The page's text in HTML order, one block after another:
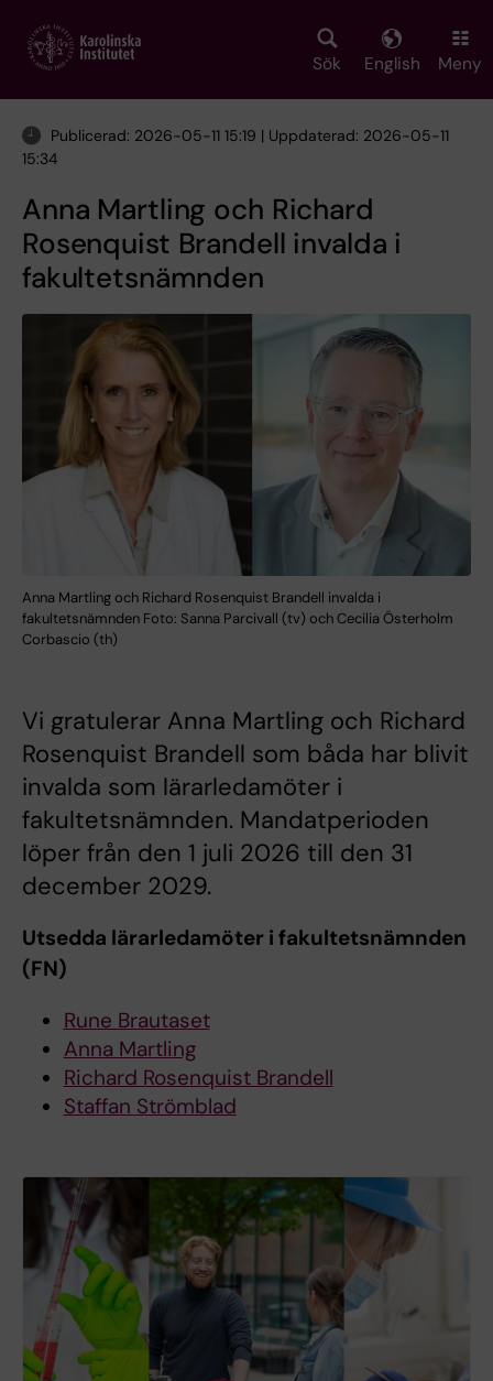
main
Sök English Meny
Publicerad: 2026-05-11 15:19 | Uppdaterad: 2026-05-11
15:34
Anna Martling och Richard
Rosenquist Brandell invalda i
fakultetsnämnden
Anna Martling och Richard Rosenquist Brandell invalda i
fakultetsnämnden Foto: Sanna Parcivall (tv) och Cecilia Österholm
Corbascio (th)
Vi gratulerar Anna Martling och Richard
Rosenquist Brandell som båda har blivit
invalda som lärarledamöter i
fakultetsnämnden. Mandatperioden
löper från den 1 juli 2026 till den 31
december 2029.
Utsedda lärarledamöter i fakultetsnämnden
(FN)
Rune Brautaset
Anna Martling
Richard Rosenquist Brandell
Staffan Strömblad